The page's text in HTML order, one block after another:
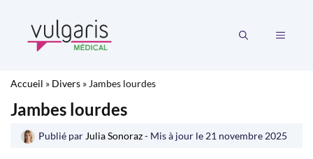
contenu
MENU
Accueil » Divers » Jambes lourdes
Jambes lourdes
Publié par Julia Sonoraz- Mis à jour le 21 novembre 2025